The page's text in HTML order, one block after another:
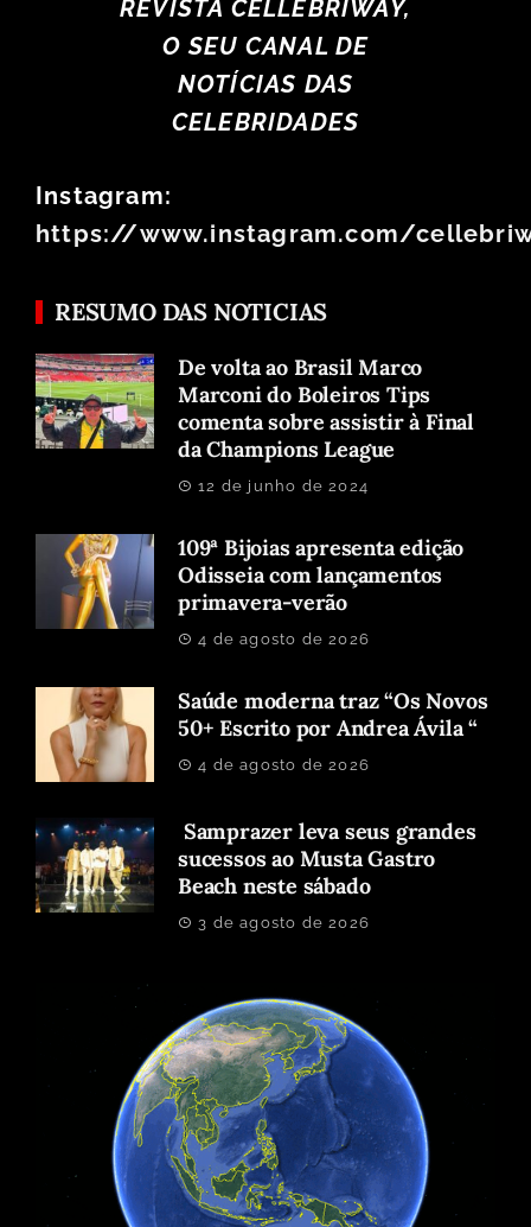
REVISTA CELLEBRIWAY,
O SEU CANAL DE
NOTÍCIAS DAS
CELEBRIDADES
Instagram:
https://www.instagram.com/
RESUMO DAS NOTICIAS
De volta ao Brasil Marco
Marconi do Boleiros Tips
comenta sobre assistir à Final
da Champions League
12 de junho de 2024
109ª Bijoias apresenta edição
Odisseia com lançamentos
primavera-verão
4 de agosto de 2026
Saúde moderna traz “Os Novos
50+ Escrito por Andrea Ávila “
4 de agosto de 2026
Samprazer leva seus grandes
sucessos ao Musta Gastro
Beach neste sábado
3 de agosto de 2026